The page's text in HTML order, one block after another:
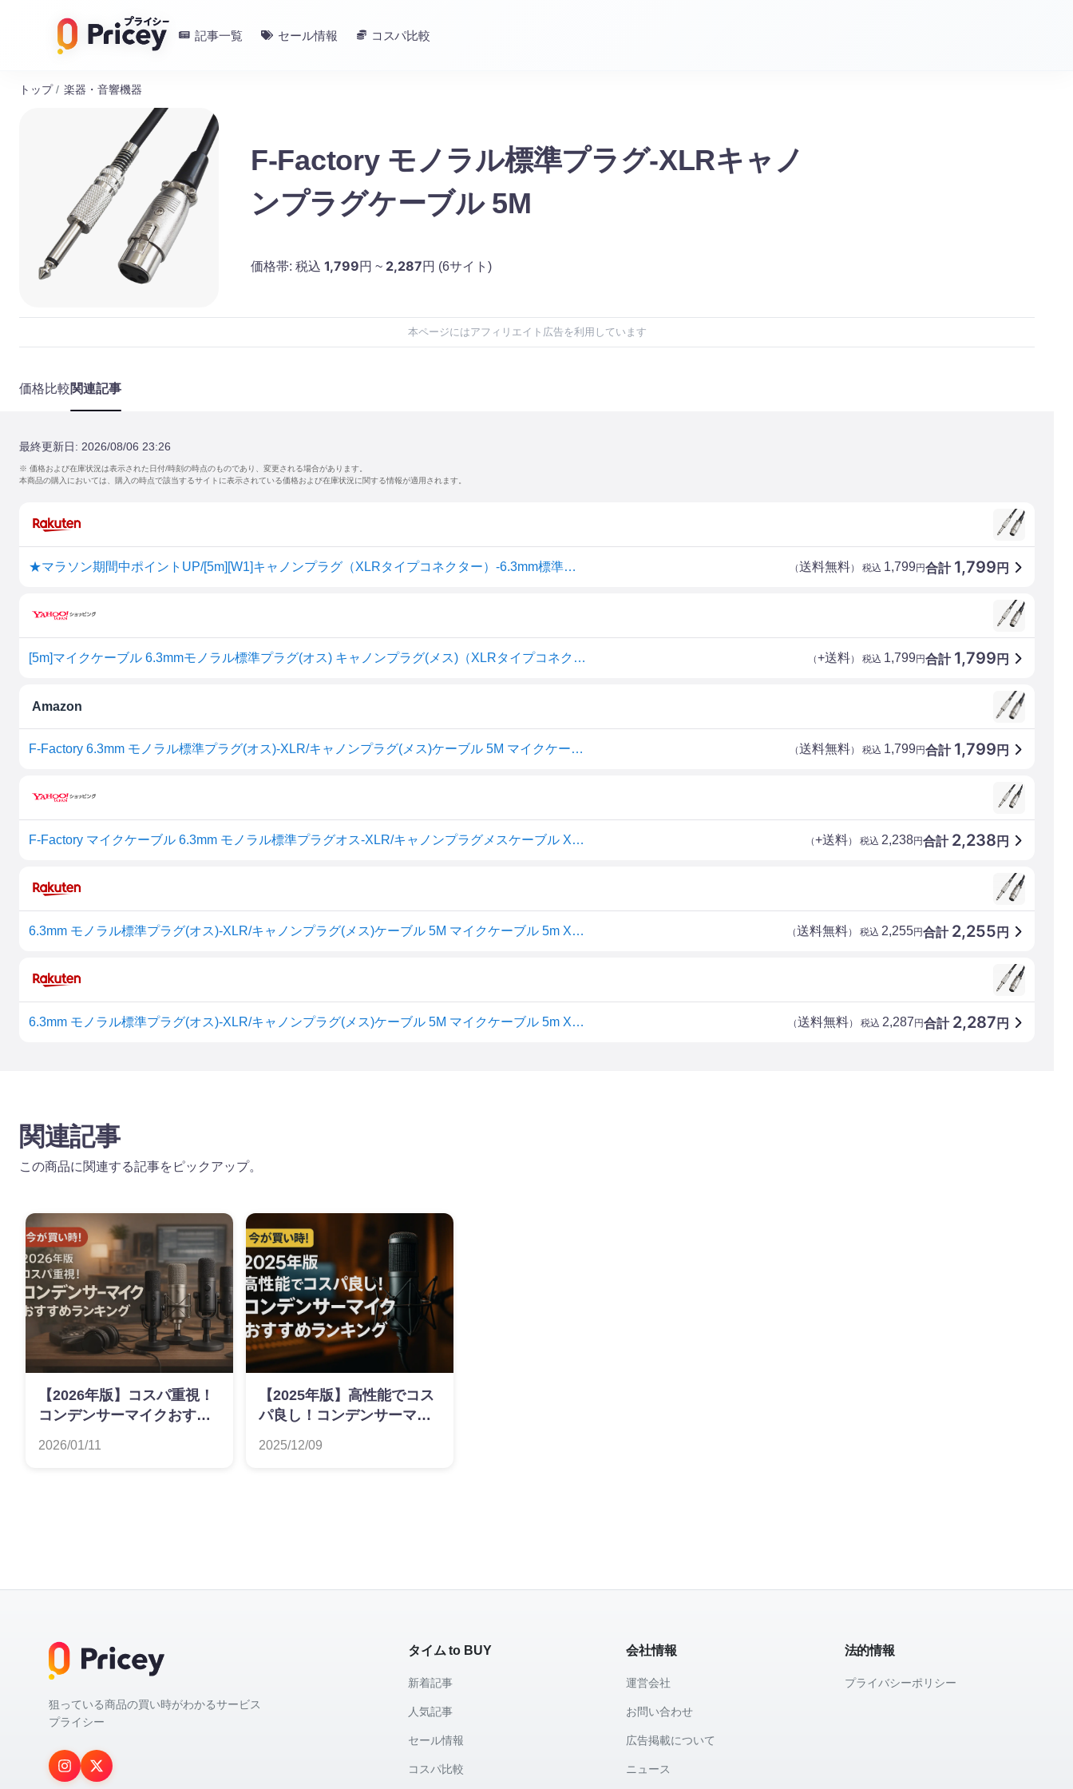
記事一覧 セール情報 コスパ比較
トップ / 楽器・音響機器
F-Factory モノラル標準プラグ-XLRキャノ
ンプラグケーブル 5M
価格帯: 税込 1,799円 ~ 2,287円 (6サイト)
本ページにはアフィリエイト広告を利用しています
価格比較関連記事
最終更新日: 2026/08/06 23:26
※ 価格および在庫状況は表示された日付/時刻の時点のものであり、変更される場合があります。
本商品の購入においては、購入の時点で該当するサイトに表示されている価格および在庫状況に関する情報が適用されます。
★マラソン期間中ポイントUP/[5m][W1]キャノンプラグ（XLRタイプコネクター）-6.3mm標準プラグ付マイクケーブル XLRケーブルC-061(C-080-5m)/C061(C0805m) 合計 1,799 円
（送料無料） 税込 1,799円
[5m]マイクケーブル 6.3mmモノラル標準プラグ(オス) キャノンプラグ(メス)（XLRタイプコネクター）付 C-061/C-080-5m 合計 1,799 円
（+送料） 税込 1,799円
Amazon
F-Factory 6.3mm モノラル標準プラグ(オス)-XLR/キャノンプラグ(メス)ケーブル 5M マイクケーブル 5m XLRケーブル 5m C-061 合計 1,799 円
（送料無料） 税込 1,799円
F-Factory マイクケーブル 6.3mm モノラル標準プラグオス-XLR/キャノンプラグメスケーブル XLRケーブル 5m C-061 合計 2,238 円
（+送料） 税込 2,238円
6.3mm モノラル標準プラグ(オス)-XLR/キャノンプラグ(メス)ケーブル 5M マイクケーブル 5m XLRケーブル 5m C-061 合計 2,255 円
（送料無料） 税込 2,255円
6.3mm モノラル標準プラグ(オス)-XLR/キャノンプラグ(メス)ケーブル 5M マイクケーブル 5m XLRケーブル 5m C-061 合計 2,287 円
（送料無料） 税込 2,287円
関連記事
この商品に関連する記事をピックアップ。
【2026年版】コスパ重視！
コンデンサーマイクおすす
2026/01/11
【2025年版】高性能でコス
パ良し！コンデンサーマイ
2025/12/09
狙っている商品の買い時がわかるサービス
プライシー
タイム to BUY
新着記事
人気記事
セール情報
コスパ比較
会社情報
運営会社
お問い合わせ
広告掲載について
ニュース
法的情報
プライバシーポリシー